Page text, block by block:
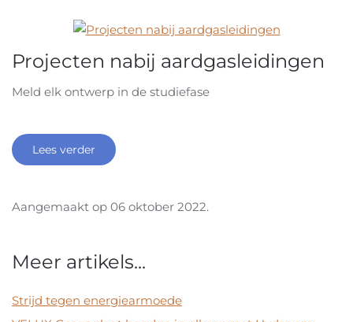
Projecten nabij aardgasleidingen
Meld elk ontwerp in de studiefase
Lees verder
Aangemaakt op 06 oktober 2022.
Meer artikels...
Strijd tegen energiearmoede